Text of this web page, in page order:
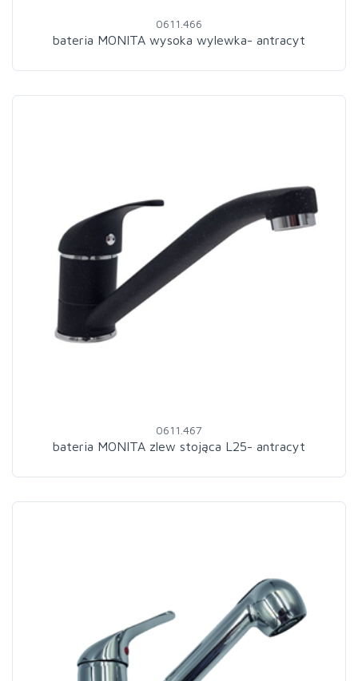
0611.466
bateria MONITA wysoka wylewka- antracyt
0611.467
bateria MONITA zlew stojąca L25- antracyt